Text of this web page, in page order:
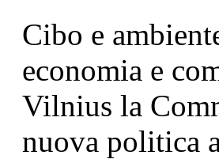
Cibo e
economia e
Vilnius la
nuova politica